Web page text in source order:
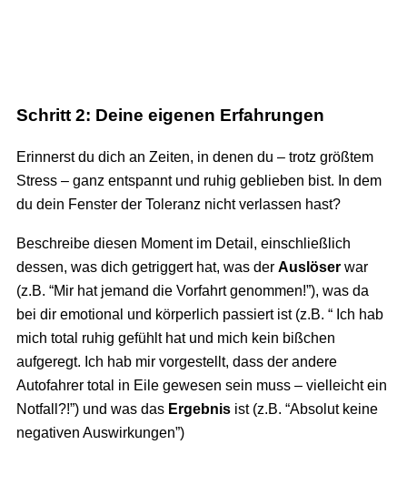
Schritt 2: Deine eigenen Erfahrungen
Erinnerst du dich an Zeiten, in denen du – trotz größtem
Stress – ganz entspannt und ruhig geblieben bist. In dem
du dein Fenster der Toleranz nicht verlassen hast?
Beschreibe diesen Moment im Detail, einschließlich
dessen, was dich getriggert hat, was der Auslöser war
(z.B. “Mir hat jemand die Vorfahrt genommen!”), was da
bei dir emotional und körperlich passiert ist (z.B. “ Ich hab
mich total ruhig gefühlt hat und mich kein bißchen
aufgeregt. Ich hab mir vorgestellt, dass der andere
Autofahrer total in Eile gewesen sein muss – vielleicht ein
Notfall?!”) und was das Ergebnis ist (z.B. “Absolut keine
negativen Auswirkungen”)